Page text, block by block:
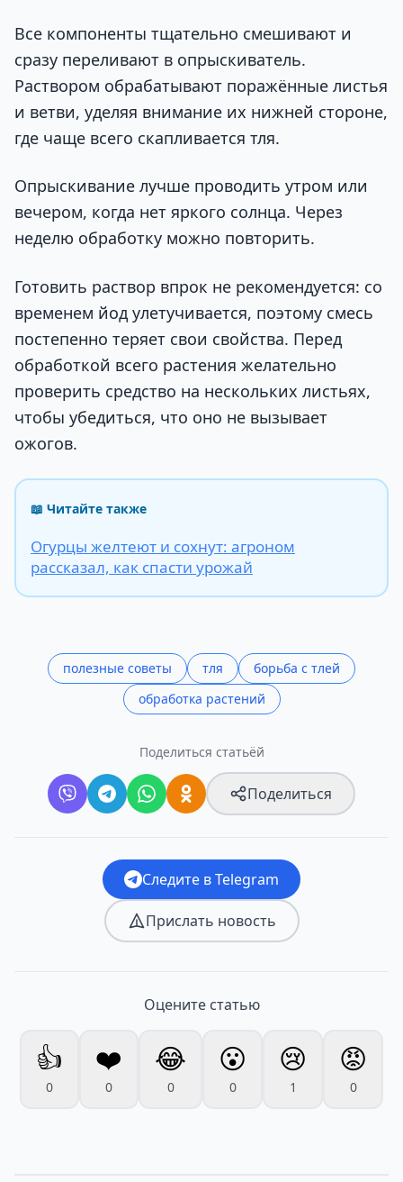
Все компоненты тщательно смешивают и
сразу переливают в опрыскиватель.
Раствором обрабатывают поражённые листья
и ветви, уделяя внимание их нижней стороне,
где чаще всего скапливается тля.
Опрыскивание лучше проводить утром или
вечером, когда нет яркого солнца. Через
неделю обработку можно повторить.
Готовить раствор впрок не рекомендуется: со
временем йод улетучивается, поэтому смесь
постепенно теряет свои свойства. Перед
обработкой всего растения желательно
проверить средство на нескольких листьях,
чтобы убедиться, что оно не вызывает
ожогов.
📖 Читайте также
Огурцы желтеют и сохнут: агроном
рассказал, как спасти урожай
полезные советы тля
борьба с тлей
обработка растений
Поделиться статьёй
Поделиться
Следите в Telegram
Прислать новость
Оцените статью
👍
0
❤️
0
😂
0
😮
0
😢
1
😡
0